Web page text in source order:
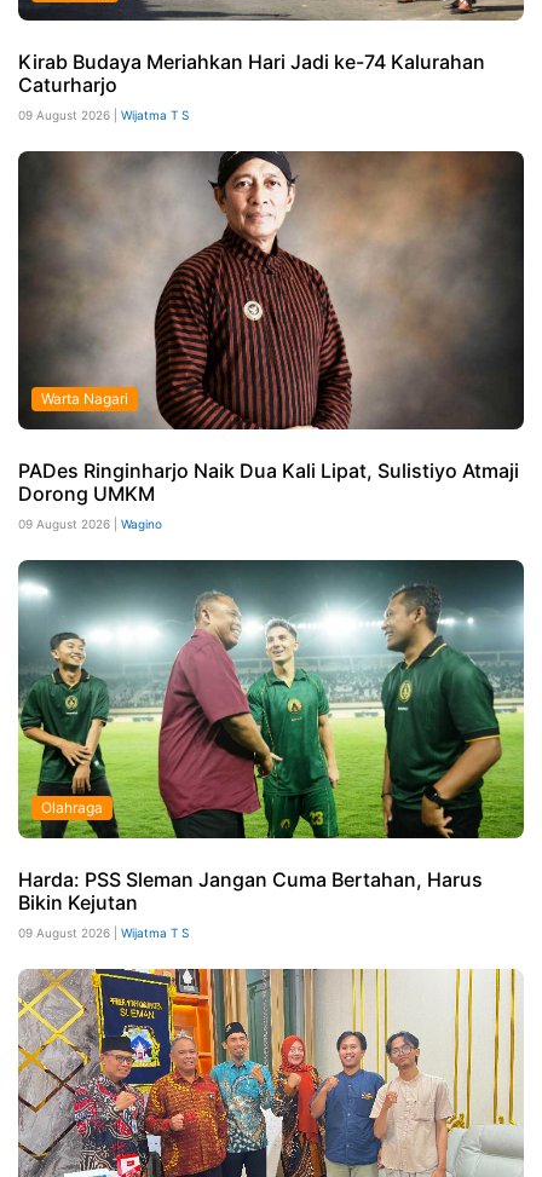
Kirab Budaya Meriahkan Hari Jadi ke-74 Kalurahan
Caturharjo
09 August 2026 | Wijatma T S
Warta Nagari
PADes Ringinharjo Naik Dua Kali Lipat, Sulistiyo Atmaji
Dorong UMKM
09 August 2026 | Wagino
Olahraga
Harda: PSS Sleman Jangan Cuma Bertahan, Harus
Bikin Kejutan
09 August 2026 | Wijatma T S